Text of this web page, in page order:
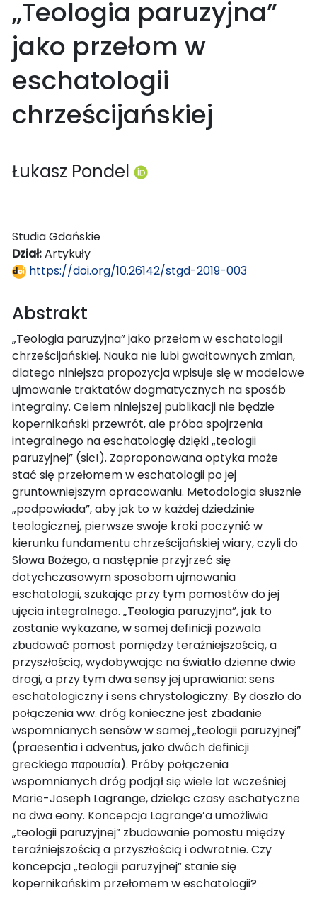
„Teologia paruzyjna”
jako przełom w
eschatologii
chrześcijańskiej
Łukasz Pondel
Studia Gdańskie
Dział:Artykuły
https://doi.org/10.26142/stgd-2019-003
Abstrakt
„Teologia paruzyjna” jako przełom w eschatologii
chrześcijańskiej. Nauka nie lubi gwałtownych zmian,
dlatego niniejsza propozycja wpisuje się w modelowe
ujmowanie traktatów dogmatycznych na sposób
integralny. Celem niniejszej publikacji nie będzie
kopernikański przewrót, ale próba spojrzenia
integralnego na eschatologię dzięki „teologii
paruzyjnej” (sic!). Zaproponowana optyka może
stać się przełomem w eschatologii po jej
gruntowniejszym opracowaniu. Metodologia słusznie
„podpowiada”, aby jak to w każdej dziedzinie
teologicznej, pierwsze swoje kroki poczynić w
kierunku fundamentu chrześcijańskiej wiary, czyli do
Słowa Bożego, a następnie przyjrzeć się
dotychczasowym sposobom ujmowania
eschatologii, szukając przy tym pomostów do jej
ujęcia integralnego. „Teologia paruzyjna”, jak to
zostanie wykazane, w samej definicji pozwala
zbudować pomost pomiędzy teraźniejszością, a
przyszłością, wydobywając na światło dzienne dwie
drogi, a przy tym dwa sensy jej uprawiania: sens
eschatologiczny i sens chrystologiczny. By doszło do
połączenia ww. dróg konieczne jest zbadanie
wspomnianych sensów w samej „teologii paruzyjnej”
(praesentia i adventus, jako dwóch definicji
greckiego παρουσία). Próby połączenia
wspomnianych dróg podjął się wiele lat wcześniej
Marie-Joseph Lagrange, dzieląc czasy eschatyczne
na dwa eony. Koncepcja Lagrange’a umożliwia
„teologii paruzyjnej” zbudowanie pomostu między
teraźniejszością a przyszłością i odwrotnie. Czy
koncepcja „teologii paruzyjnej” stanie się
kopernikańskim przełomem w eschatologii?